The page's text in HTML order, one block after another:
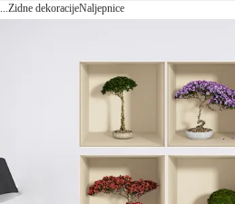
...Zidne dekoracijeNaljepnice